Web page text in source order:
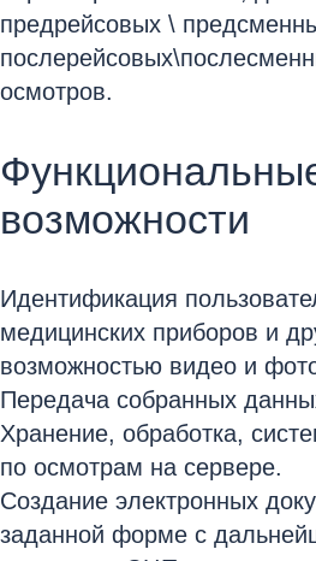
предрейсовых \
осмотров.
возможности
Идентификация
медицинских приборов и
возможностью видео и
Передача собранных
Хранение, обработка,
по осмотрам на сервере.
Создание электронных
заданной форме с